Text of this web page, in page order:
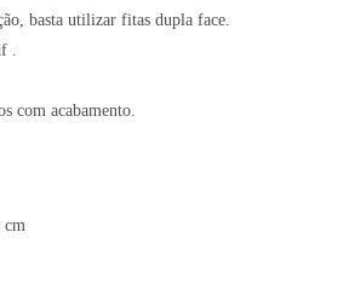
basta utilizar fitas dupla face.
.
com acabamento.
cm